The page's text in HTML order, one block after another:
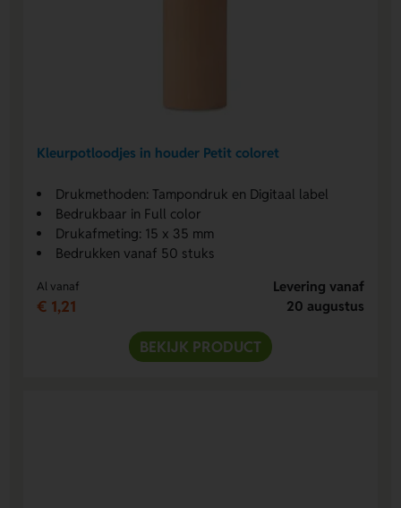
Kleurpotloodjes in houder Petit coloret
Drukmethoden: Tampondruk en Digitaal label
Bedrukbaar in Full color
Drukafmeting: 15 x 35 mm
Bedrukken vanaf 50 stuks
Al vanaf
€ 1,21
Levering vanaf
20 augustus
BEKIJK PRODUCT